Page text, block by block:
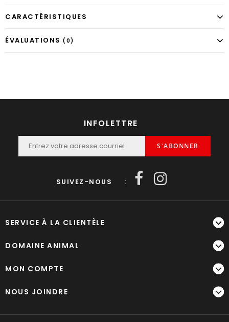
CARACTÉRISTIQUES
ÉVALUATIONS (0)
INFOLETTRE
S'ABONNER
SUIVEZ-NOUS :
SERVICE À LA CLIENTÈLE
DOMAINE ANIMAL
MON COMPTE
NOUS JOINDRE